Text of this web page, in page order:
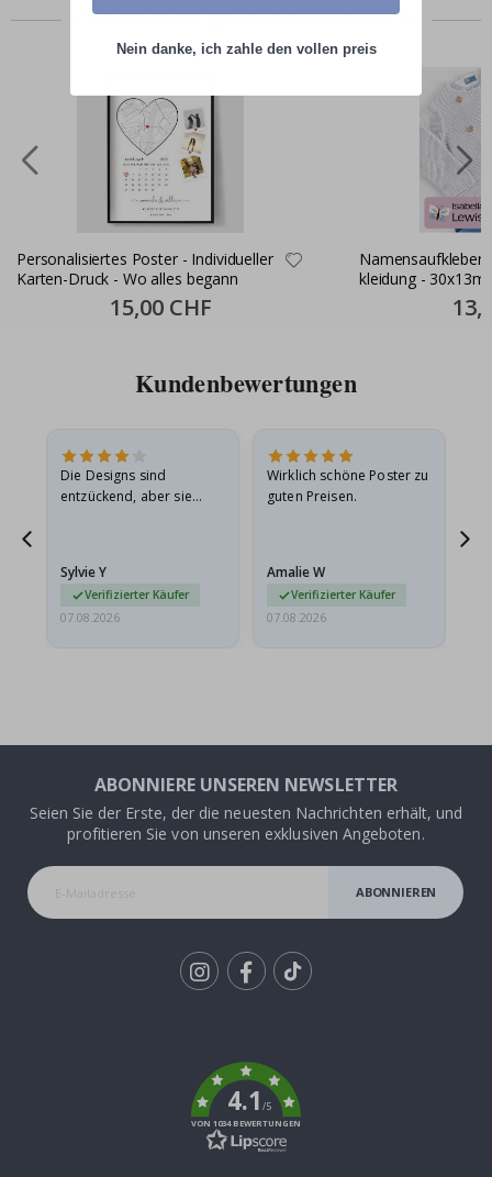
Zusammen gekaufte Produkte
Personalisiertes Poster - Individueller
Karten-Druck - Wo alles begann
Special
Price
15,00 CHF
Namensaufkleber
kleidung -
Price
Kundenbewertungen
Die Designs sind
entzückend, aber sie
sie…
Sylvie Y
Verifizierter Käufer
07.08.2026
Wirklich schöne Poster zu
guten Preisen.
Amalie W
Verifizierter Käufer
07.08.2026
ABONNIERE UNSEREN NEWSLETTER
Seien Sie der Erste, der die neuesten Nachrichten erhält, und
profitieren Sie von unseren exklusiven Angeboten.
ABONNIEREN
4.1/5
VON 1034 BEWERTUNGEN
Nein danke, ich zahle den vollen preis